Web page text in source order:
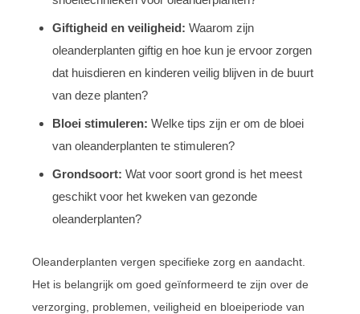
Giftigheid en veiligheid: Waarom zijn
oleanderplanten giftig en hoe kun je ervoor zorgen
dat huisdieren en kinderen veilig blijven in de buurt
van deze planten?
Bloei stimuleren: Welke tips zijn er om de bloei
van oleanderplanten te stimuleren?
Grondsoort: Wat voor soort grond is het meest
geschikt voor het kweken van gezonde
oleanderplanten?
Oleanderplanten vergen specifieke zorg en aandacht.
Het is belangrijk om goed geïnformeerd te zijn over de
verzorging, problemen, veiligheid en bloeiperiode van